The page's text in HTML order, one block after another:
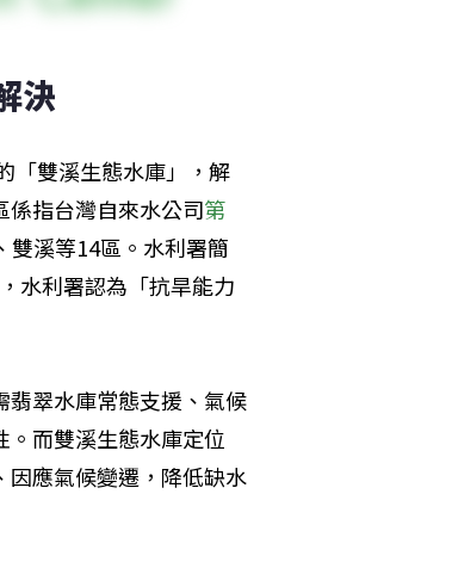
決
「雙溪生態水庫」，解
指台灣自來水公司第
雙溪等14區。水利署簡
水利署認為「抗旱能力
翡翠水庫常態支援、氣候
而雙溪生態水庫定位
應氣候變遷，降低缺水